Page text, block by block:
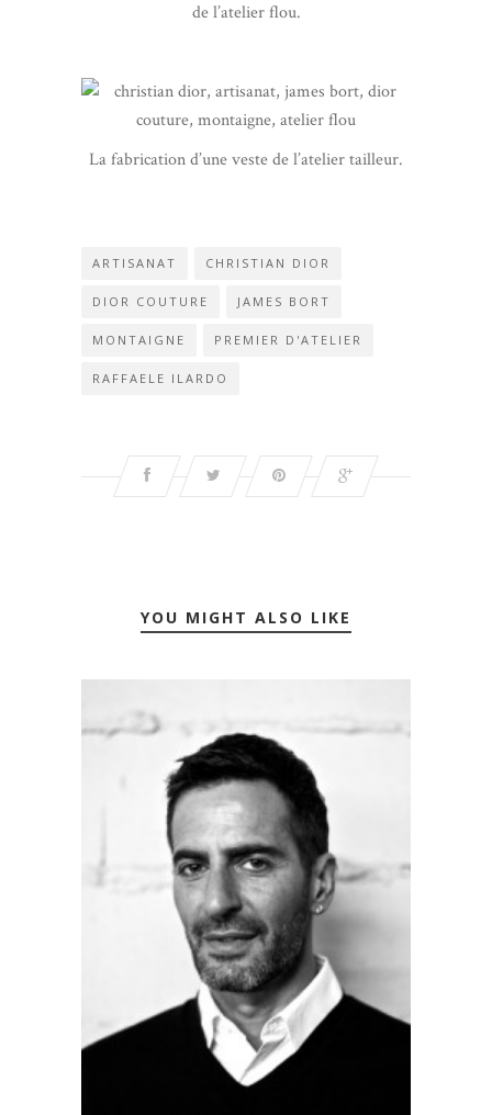
de l’atelier flou.
La fabrication d’une veste de l’atelier tailleur.
ARTISANAT CHRISTIAN DIOR
DIOR COUTURE JAMES BORT
MONTAIGNE PREMIER D'ATELIER
RAFFAELE ILARDO
YOU MIGHT ALSO LIKE